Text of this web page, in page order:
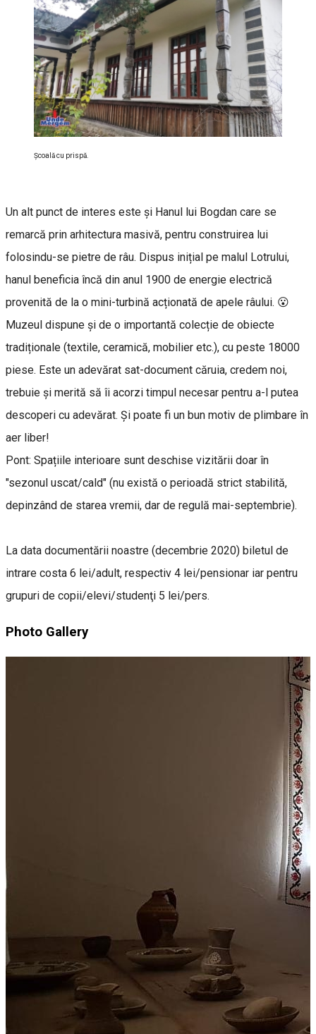
Școală cu prispă.
Un alt punct de interes este și Hanul lui Bogdan care se
remarcă prin arhitectura masivă, pentru construirea lui
folosindu-se pietre de râu. Dispus inițial pe malul Lotrului,
hanul beneficia încă din anul 1900 de energie electrică
provenită de la o mini-turbină acționată de apele râului. 😮
Muzeul dispune şi de o importantă colecție de obiecte
tradiționale (textile, ceramică, mobilier etc.), cu peste 18000
piese. Este un adevărat sat-document căruia, credem noi,
trebuie şi merită să îi acorzi timpul necesar pentru a-l putea
descoperi cu adevărat. Şi poate fi un bun motiv de plimbare în
aer liber!
Pont: Spațiile interioare sunt deschise vizitării doar în
"sezonul uscat/cald" (nu există o perioadă strict stabilită,
depinzând de starea vremii, dar de regulă mai-septembrie).
La data documentării noastre (decembrie 2020) biletul de
intrare costa 6 lei/adult, respectiv 4 lei/pensionar iar pentru
grupuri de copii/elevi/studenţi 5 lei/pers.
Photo Gallery